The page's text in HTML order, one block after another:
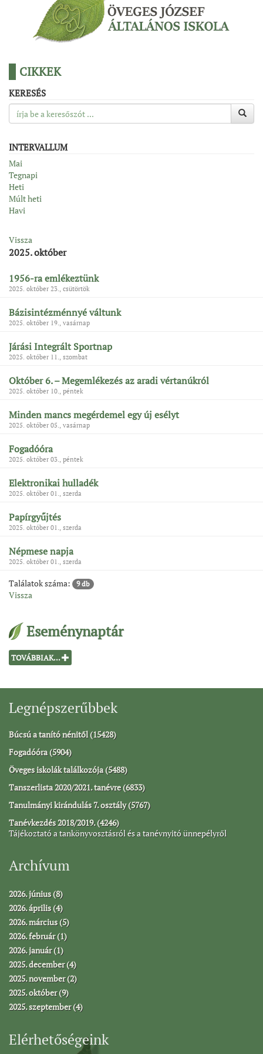
CIKKEK
KERESÉS
INTERVALLUM
Mai
Tegnapi
Heti
Múlt heti
Havi
Vissza
2025. október
1956-ra emlékeztünk
2025. október 23., csütörtök
Bázisintézménnyé váltunk
2025. október 19., vasárnap
Járási Integrált Sportnap
2025. október 11., szombat
Október 6. – Megemlékezés az aradi vértanúkról
2025. október 10., péntek
Minden mancs megérdemel egy új esélyt
2025. október 05., vasárnap
Fogadóóra
2025. október 03., péntek
Elektronikai hulladék
2025. október 01., szerda
Papírgyűjtés
2025. október 01., szerda
Népmese napja
2025. október 01., szerda
Találatok száma: 9 db
Vissza
Eseménynaptár
TOVÁBBIAK...
Legnépszerűbbek
Búcsú a tanító nénitől (15428)
Fogadóóra (5904)
Öveges iskolák találkozója (5488)
Tanszerlista 2020/2021. tanévre (6833)
Tanulmányi kirándulás 7. osztály (5767)
Tanévkezdés 2018/2019. (4246)
Tájékoztató a tankönyvosztásról és a tanévnyitó ünnepélyről
Archívum
2026. június (8)
2026. április (4)
2026. március (5)
2026. február (1)
2026. január (1)
2025. december (4)
2025. november (2)
2025. október (9)
2025. szeptember (4)
Elérhetőségeink